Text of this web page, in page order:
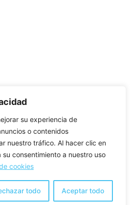
su experiencia de
o contenidos
nuestro tráfico. Al hacer clic en
su consentimiento a nuestro uso
cookies
todo Aceptar todo